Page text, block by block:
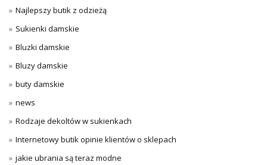
Najlepszy butik z odzieżą
Sukienki damskie
Bluzki damskie
Bluzy damskie
buty damskie
news
Rodzaje dekoltów w sukienkach
Internetowy butik opinie klientów o sklepach
jakie ubrania są teraz modne